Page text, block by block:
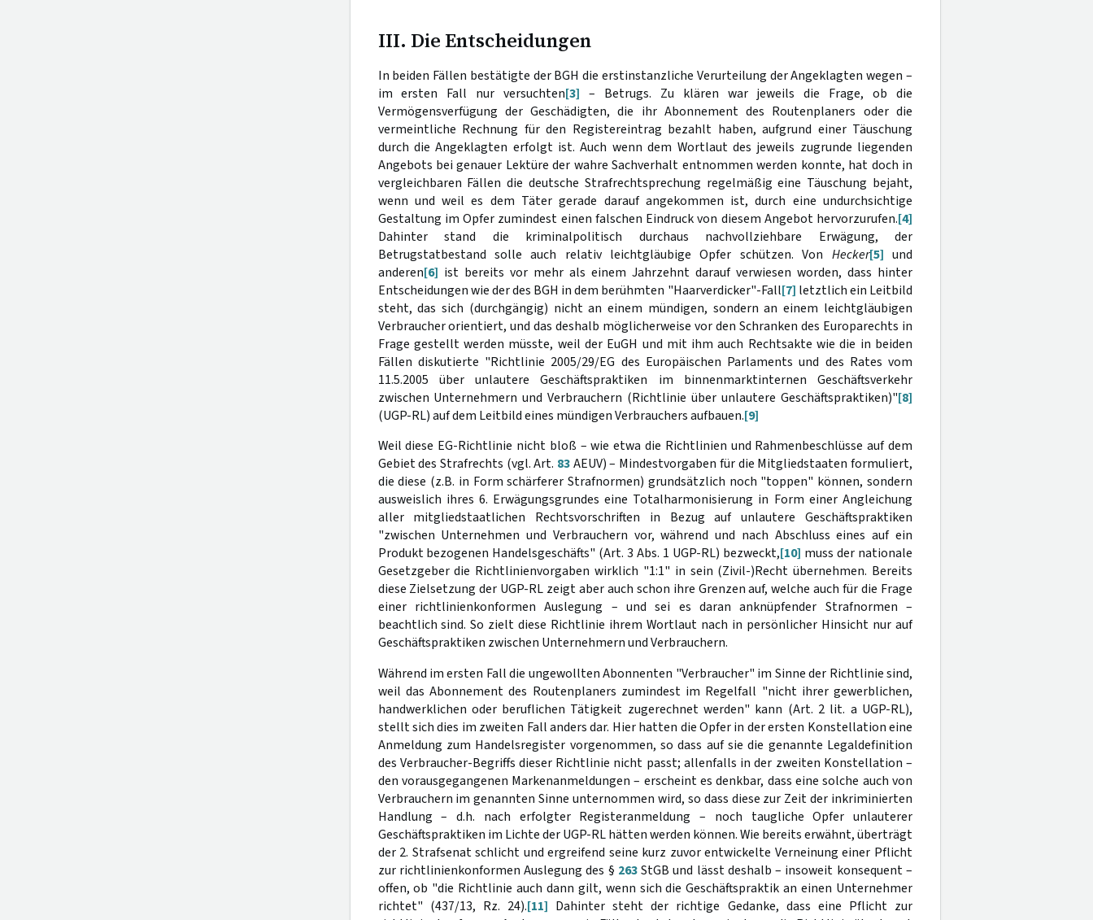
III. Die Entscheidungen
In beiden Fällen bestätigte der BGH die erstinstanzliche Verurteilung der Angeklagten wegen –
im ersten Fall nur versuchten[3] – Betrugs. Zu klären war jeweils die Frage, ob die
Vermögensverfügung der Geschädigten, die ihr Abonnement des Routenplaners oder die
vermeintliche Rechnung für den Registereintrag bezahlt haben, aufgrund einer Täuschung
durch die Angeklagten erfolgt ist. Auch wenn dem Wortlaut des jeweils zugrunde liegenden
Angebots bei genauer Lektüre der wahre Sachverhalt entnommen werden konnte, hat doch in
vergleichbaren Fällen die deutsche Strafrechtsprechung regelmäßig eine Täuschung bejaht,
wenn und weil es dem Täter gerade darauf angekommen ist, durch eine undurchsichtige
Gestaltung im Opfer zumindest einen falschen Eindruck von diesem Angebot hervorzurufen.[4]
Dahinter stand die kriminalpolitisch durchaus nachvollziehbare Erwägung, der
Betrugstatbestand solle auch relativ leichtgläubige Opfer schützen. Von Hecker[5] und
anderen[6] ist bereits vor mehr als einem Jahrzehnt darauf verwiesen worden, dass hinter
Entscheidungen wie der des BGH in dem berühmten "Haarverdicker"-Fall[7] letztlich ein Leitbild
steht, das sich (durchgängig) nicht an einem mündigen, sondern an einem leichtgläubigen
Verbraucher orientiert, und das deshalb möglicherweise vor den Schranken des Europarechts in
Frage gestellt werden müsste, weil der EuGH und mit ihm auch Rechtsakte wie die in beiden
Fällen diskutierte "Richtlinie 2005/29/EG des Europäischen Parlaments und des Rates vom
11.5.2005 über unlautere Geschäftspraktiken im binnenmarktinternen Geschäftsverkehr
zwischen Unternehmern und Verbrauchern (Richtlinie über unlautere Geschäftspraktiken)"[8]
(UGP-RL) auf dem Leitbild eines mündigen Verbrauchers aufbauen.[9]
Weil diese EG-Richtlinie nicht bloß – wie etwa die Richtlinien und Rahmenbeschlüsse auf dem
Gebiet des Strafrechts (vgl. Art. 83AEUV) – Mindestvorgaben für die Mitgliedstaaten formuliert,
die diese (z.B. in Form schärferer Strafnormen) grundsätzlich noch "toppen" können, sondern
ausweislich ihres 6. Erwägungsgrundes eine Totalharmonisierung in Form einer Angleichung
aller mitgliedstaatlichen Rechtsvorschriften in Bezug auf unlautere Geschäftspraktiken
"zwischen Unternehmen und Verbrauchern vor, während und nach Abschluss eines auf ein
Produkt bezogenen Handelsgeschäfts" (Art. 3 Abs. 1 UGP-RL) bezweckt,[10] muss der nationale
Gesetzgeber die Richtlinienvorgaben wirklich "1:1" in sein (Zivil-)Recht übernehmen. Bereits
diese Zielsetzung der UGP-RL zeigt aber auch schon ihre Grenzen auf, welche auch für die Frage
einer richtlinienkonformen Auslegung – und sei es daran anknüpfender Strafnormen –
beachtlich sind. So zielt diese Richtlinie ihrem Wortlaut nach in persönlicher Hinsicht nur auf
Geschäftspraktiken zwischen Unternehmern und Verbrauchern.
Während im ersten Fall die ungewollten Abonnenten "Verbraucher" im Sinne der Richtlinie sind,
weil das Abonnement des Routenplaners zumindest im Regelfall "nicht ihrer gewerblichen,
handwerklichen oder beruflichen Tätigkeit zugerechnet werden" kann (Art. 2 lit. a UGP-RL),
stellt sich dies im zweiten Fall anders dar. Hier hatten die Opfer in der ersten Konstellation eine
Anmeldung zum Handelsregister vorgenommen, so dass auf sie die genannte Legaldefinition
des Verbraucher-Begriffs dieser Richtlinie nicht passt; allenfalls in der zweiten Konstellation –
den vorausgegangenen Markenanmeldungen – erscheint es denkbar, dass eine solche auch von
Verbrauchern im genannten Sinne unternommen wird, so dass diese zur Zeit der inkriminierten
Handlung – d.h. nach erfolgter Registeranmeldung – noch taugliche Opfer unlauterer
Geschäftspraktiken im Lichte der UGP-RL hätten werden können. Wie bereits erwähnt, überträgt
der 2. Strafsenat schlicht und ergreifend seine kurz zuvor entwickelte Verneinung einer Pflicht
zur richtlinienkonformen Auslegung des § 263StGB und lässt deshalb – insoweit konsequent –
offen, ob "die Richtlinie auch dann gilt, wenn sich die Geschäftspraktik an einen Unternehmer
richtet" (437/13, Rz. 24).[11] Dahinter steht der richtige Gedanke, dass eine Pflicht zur